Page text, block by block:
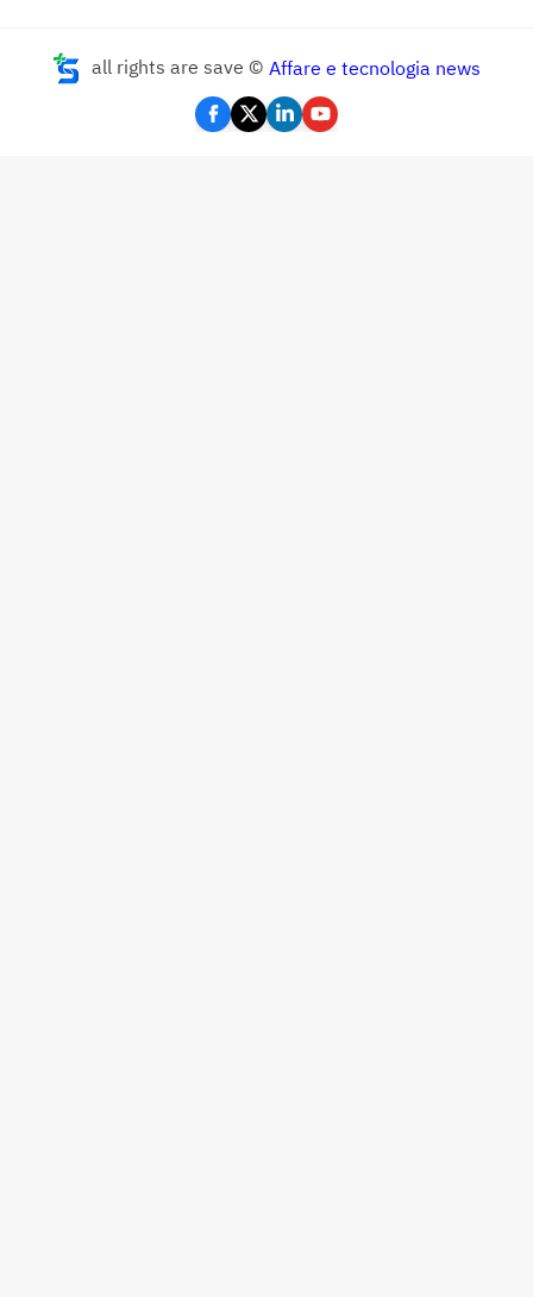
all rights are save © Affare e tecnologia news